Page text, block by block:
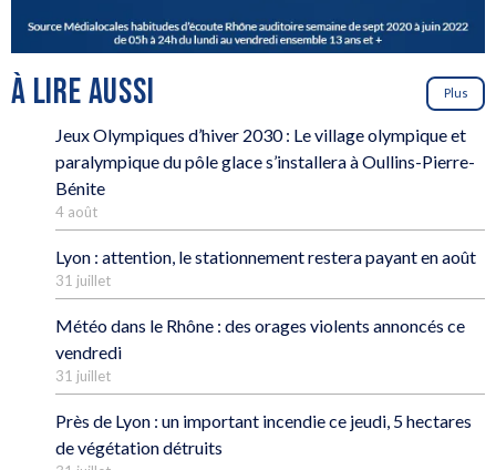
À LIRE AUSSI Plus
Jeux Olympiques d’hiver 2030 : Le village olympique et
paralympique du pôle glace s’installera à Oullins-Pierre-
Bénite
4 août
Lyon : attention, le stationnement restera payant en août
31 juillet
Météo dans le Rhône : des orages violents annoncés ce
vendredi
31 juillet
Près de Lyon : un important incendie ce jeudi, 5 hectares
de végétation détruits